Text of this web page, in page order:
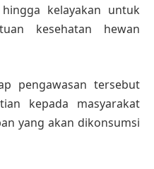
kelayakan untuk
kesehatan hewan
pengawasan tersebut
kepada masyarakat
yang akan dikonsumsi